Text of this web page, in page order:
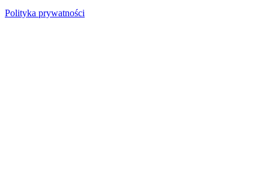
Polityka prywatności